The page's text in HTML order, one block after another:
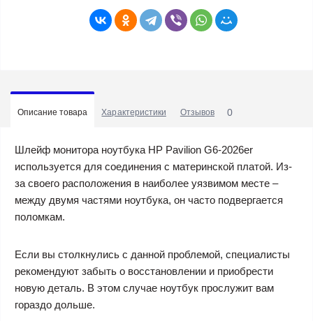
Описание товара Характеристики Отзывов 0
Шлейф монитора ноутбука HP Pavilion G6-2026er
используется для соединения с материнской платой. Из-
за своего расположения в наиболее уязвимом месте –
между двумя частями ноутбука, он часто подвергается
поломкам.
Если вы столкнулись с данной проблемой, специалисты
рекомендуют забыть о восстановлении и приобрести
новую деталь. В этом случае ноутбук прослужит вам
гораздо дольше.